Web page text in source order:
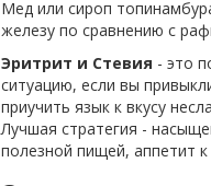
Мед или сироп
железу по сравнению с
Эритрит и Стевия - это
ситуацию, если вы
приучить язык к вкусу
Лучшая стратегия -
полезной пищей, аппетит